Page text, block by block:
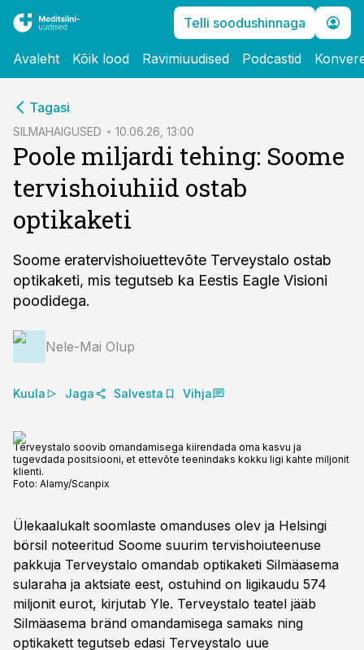
Telli soodushinnaga
Avaleht Kõik lood Ravimiuudised Podcastid
Tagasi
SILMAHAIGUSED 10.06.26, 13:00
Poole miljardi tehing: Soome
tervishoiuhiid ostab
optikaketi
Soome eratervishoiuettevõte Terveystalo ostab
optikaketi, mis tegutseb ka Eestis Eagle Visioni
poodidega.
Nele-Mai Olup
Kuula Jaga Salvesta Vihja
Terveystalo soovib omandamisega kiirendada oma kasvu ja
tugevdada positsiooni, et ettevõte teenindaks kokku ligi kahte miljonit
klienti.
Foto: Alamy/Scanpix
Ülekaalukalt soomlaste omanduses olev ja Helsingi
börsil noteeritud Soome suurim tervishoiuteenuse
pakkuja Terveystalo omandab optikaketi Silmäasema
sularaha ja aktsiate eest, ostuhind on ligikaudu 574
miljonit eurot, kirjutab Yle. Terveystalo teatel jääb
Silmäasema bränd omandamisega samaks ning
optikakett tegutseb edasi Terveystalo uue